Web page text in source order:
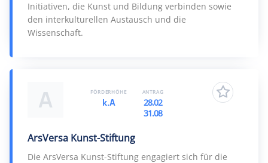
Initiativen, die Kunst und Bildung verbinden sowie
den interkulturellen Austausch und die
Wissenschaft.
A
ArsVersa Kunst-Stiftung
Die ArsVersa Kunst-Stiftung engagiert sich für die
FÖRDERHÖHE
k.A
ANTRAG
28.02
31.08